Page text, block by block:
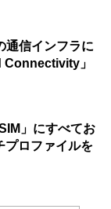
通信インフラに
Connectivity」
」にすべてお
ロファイルを